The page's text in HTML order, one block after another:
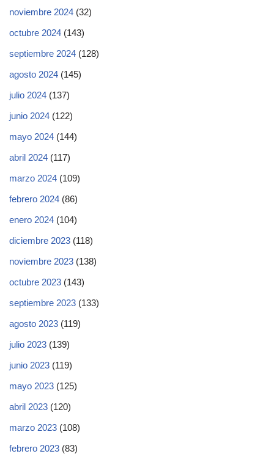
noviembre 2024 (32)
octubre 2024 (143)
septiembre 2024 (128)
agosto 2024 (145)
julio 2024 (137)
junio 2024 (122)
mayo 2024 (144)
abril 2024 (117)
marzo 2024 (109)
febrero 2024 (86)
enero 2024 (104)
diciembre 2023 (118)
noviembre 2023 (138)
octubre 2023 (143)
septiembre 2023 (133)
agosto 2023 (119)
julio 2023 (139)
junio 2023 (119)
mayo 2023 (125)
abril 2023 (120)
marzo 2023 (108)
febrero 2023 (83)